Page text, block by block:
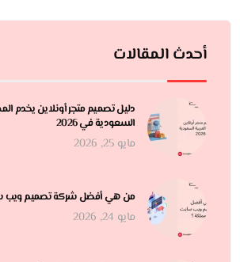
أحدث المقالات
دليل تصميم متجر أونلاين يخدم
السعودية في 2026
مايو 25, 2026
من هي أفضل شركة تصميم ويب
مايو 24, 2026